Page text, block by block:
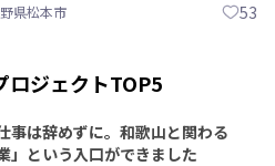
めませんか？
県松本市 53
ロジェクトTOP5
事は辞めずに。和歌山と関わる
業」という入口ができました